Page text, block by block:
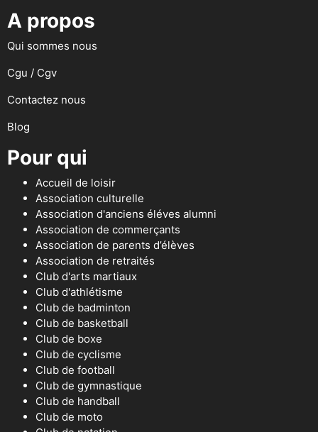
A propos
Qui sommes nous
Cgu / Cgv
Contactez nous
Blog
Pour qui
Accueil de loisir
Association culturelle
Association d'anciens éléves alumni
Association de commerçants
Association de parents d’élèves
Association de retraités
Club d'arts martiaux
Club d'athlétisme
Club de badminton
Club de basketball
Club de boxe
Club de cyclisme
Club de football
Club de gymnastique
Club de handball
Club de moto